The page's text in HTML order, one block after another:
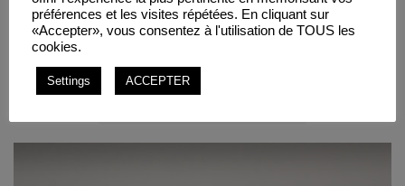
succès.
ALL AGROALIMENTAIRE
préférences et les visites répétées. En cliquant sur
«Accepter», vous consentez à l'utilisation de TOUS les
cookies.
Settings ACCEPTER